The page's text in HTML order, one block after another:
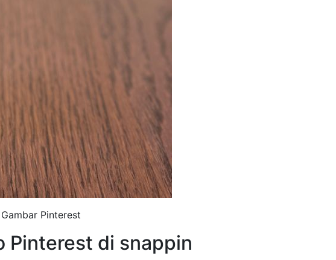
Pinterest
Pinterest di snappin